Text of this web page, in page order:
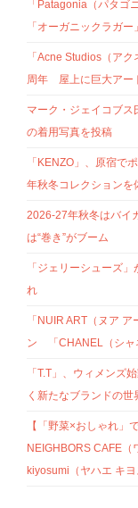
「Patagonia（パタゴ
「オーガニックラガ
「Acne Studios（ア
周年 屋上に巨大アー
マーク・ジェイコブス
の着用写真を投稿
「KENZO」、原宿
年秋冬コレクションを
2026-27年秋冬はバ
は“巻き”がブーム
「ジェリーシューズ
れ
「NUIR ART（ヌア
ン 「CHANEL（シャ
「T.T」、ウィメン
く新たなブランドの世
【「野菜×おしゃれ」
NEIGHBORS CAFE（
kiyosumi（ヤハエ キヨ